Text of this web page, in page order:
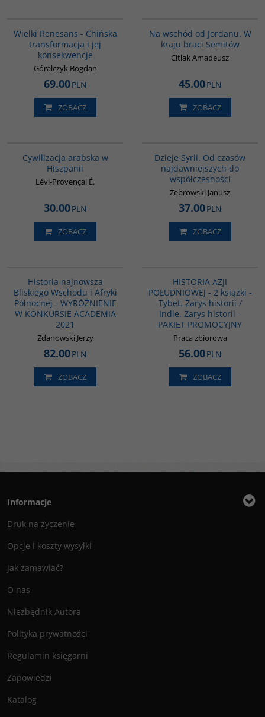
Wielki Renesans - Chińska
transformacja i jej
konsekwencje
Góralczyk Bogdan
69.00PLN
ZOBACZ
Na wschód od Jordanu. W
kraju braci Semitów
Citlak Amadeusz
45.00PLN
ZOBACZ
Cywilizacja arabska w
Hiszpanii
Lévi-Provençal É.
30.00PLN
ZOBACZ
Dzieje Syrii. Od czasów
najdawniejszych do
współczesności
Żebrowski Janusz
37.00PLN
ZOBACZ
Historia najnowsza
Bliskiego Wschodu i Afryki
Północnej - WYRÓŻNIENIE
W KONKURSIE ACADEMIA
2021
Zdanowski Jerzy
82.00PLN
ZOBACZ
HISTORIA AZJI
POŁUDNIOWEJ - 2 książki -
Tybet. Zarys historii /
Indie. Zarys historii -
PAKIET PROMOCYJNY
Praca zbiorowa
56.00PLN
ZOBACZ
Informacje
Druk na życzenie
Opcje i koszty wysyłki
Jak zamawiać?
O nas
Niezbędnik Autora
Polityka prywatności
Regulamin księgarni
Zapowiedzi
Katalog